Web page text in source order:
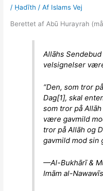
/ Ḥadīth / Af Islams Vej
Berettet af Abū Hurayrah
Allāhs
velsignelser
“Den, som tror
Dag[1], skal
som tror på
være gavmild
tror på Allāh og
gavmild mod sin
—Al-Bukhārī &
Imām al-